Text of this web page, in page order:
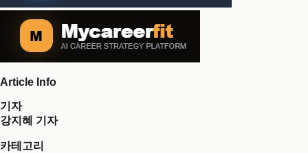
Article Info
기자
강지혜 기자
카테고리